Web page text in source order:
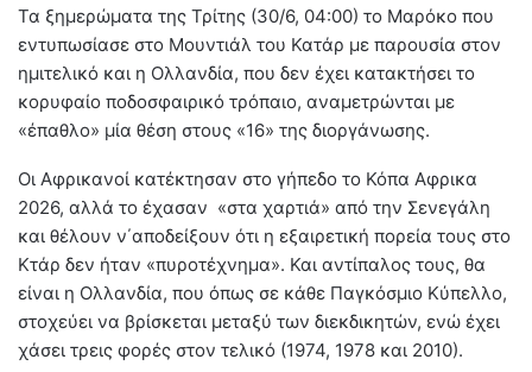
Τα ξημερώματα της Τρίτης (30/6, 04:00) το Μαρόκο που
εντυπωσίασε στο Μουντιάλ του Κατάρ με παρουσία στον
ημιτελικό και η Ολλανδία, που δεν έχει κατακτήσει το
κορυφαίο ποδοσφαιρικό τρόπαιο, αναμετρώνται με
«έπαθλο» μία θέση στους «16» της διοργάνωσης.
Οι Αφρικανοί κατέκτησαν στο γήπεδο το Κόπα Αφρικα
2026, αλλά το έχασαν «στα χαρτιά» από την Σενεγάλη
και θέλουν ν΄αποδείξουν ότι η εξαιρετική πορεία τους στο
Κτάρ δεν ήταν «πυροτέχνημα». Και αντίπαλος τους, θα
είναι η Ολλανδία, που όπως σε κάθε Παγκόσμιο Κύπελλο,
στοχεύει να βρίσκεται μεταξύ των διεκδικητών, ενώ έχει
χάσει τρεις φορές στον τελικό (1974, 1978 και 2010).